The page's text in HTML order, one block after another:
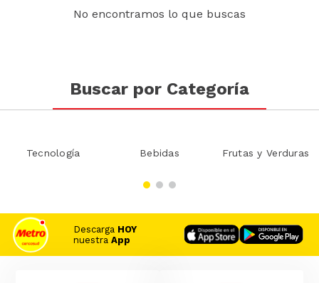
No encontramos lo que buscas
Buscar por Categoría
Tecnología Bebidas Frutas y Verduras
Descarga HOY
nuestra App